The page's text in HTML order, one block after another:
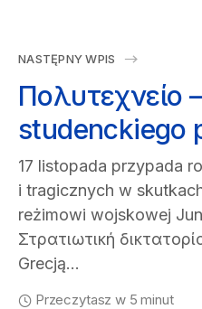
NASTĘPNY WPIS
Πολυτεχνείο
studenckiego
17 listopada przypada
i tragicznych w
reżimowi wojskowej
Στρατιωτική
Grecją…
Przeczytasz w 5 minut